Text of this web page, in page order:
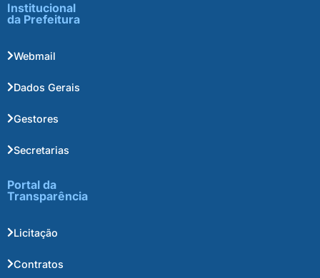
Institucional
da Prefeitura
Webmail
Dados Gerais
Gestores
Secretarias
Portal da
Transparência
Licitação
Contratos